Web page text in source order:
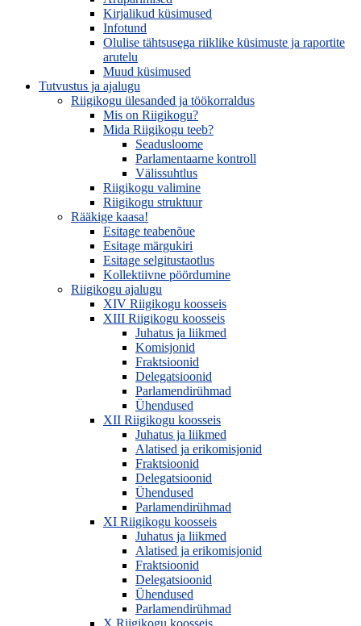
Kirjalikud küsimused
Infotund
Olulise tähtsusega riiklike küsimuste ja raportite
arutelu
Muud küsimused
Tutvustus ja ajalugu
Riigikogu ülesanded ja töökorraldus
Mis on Riigikogu?
Mida Riigikogu teeb?
Seadusloome
Parlamentaarne kontroll
Välissuhtlus
Riigikogu valimine
Riigikogu struktuur
Rääkige kaasa!
Esitage teabenõue
Esitage märgukiri
Esitage selgitustaotlus
Kollektiivne pöördumine
Riigikogu ajalugu
XIV Riigikogu koosseis
XIII Riigikogu koosseis
Juhatus ja liikmed
Komisjonid
Fraktsioonid
Delegatsioonid
Parlamendirühmad
Ühendused
XII Riigikogu koosseis
Juhatus ja liikmed
Alatised ja erikomisjonid
Fraktsioonid
Delegatsioonid
Ühendused
Parlamendirühmad
XI Riigikogu koosseis
Juhatus ja liikmed
Alatised ja erikomisjonid
Fraktsioonid
Delegatsioonid
Ühendused
Parlamendirühmad
X Riigikogu koosseis